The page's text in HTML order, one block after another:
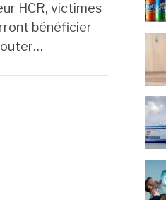
HCR, victimes
bénéficier